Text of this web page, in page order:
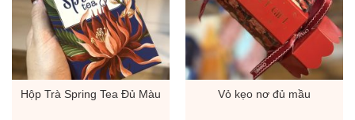
Hộp Trà Spring Tea Đủ Màu Vỏ kẹo nơ đủ mầu